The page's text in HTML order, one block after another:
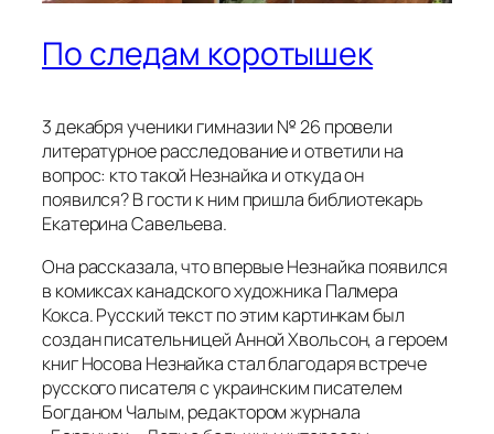
По следам коротышек
3 декабря ученики гимназии № 26 провели
литературное расследование и ответили на
вопрос: кто такой Незнайка и откуда он
появился? В гости к ним пришла библиотекарь
Екатерина Савельева.
Она рассказала, что впервые Незнайка появился
в комиксах канадского художника Палмера
Кокса. Русский текст по этим картинкам был
создан писательницей Анной Хвольсон, а героем
книг Носова Незнайка стал благодаря встрече
русского писателя с украинским писателем
Богданом Чалым, редактором журнала